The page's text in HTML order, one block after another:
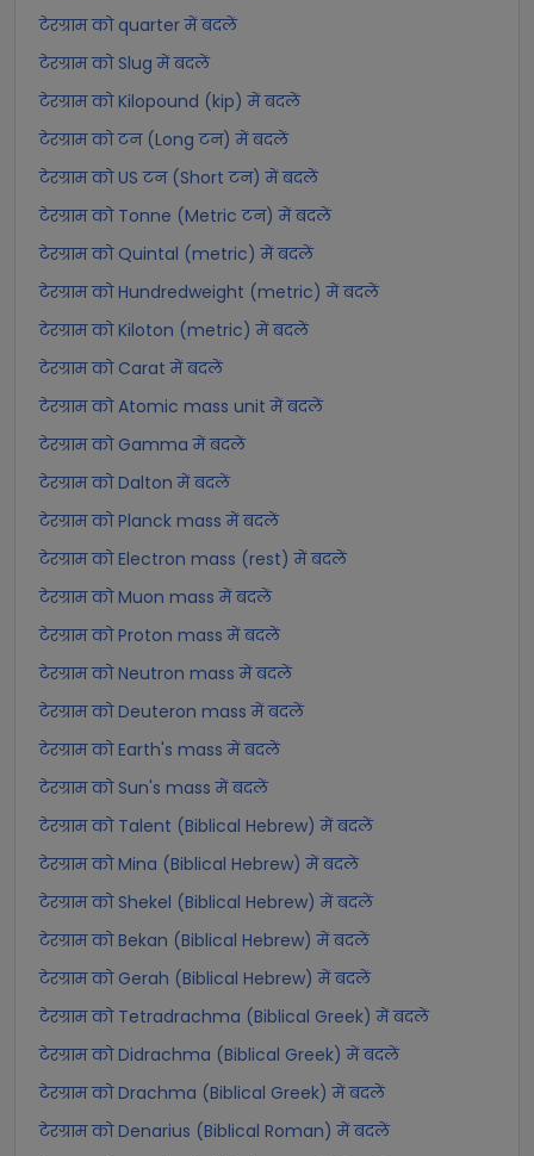
टेरग्राम को quarter में बदलें
टेरग्राम को Slug में बदलें
टेरग्राम को Kilopound (kip) में बदलें
टेरग्राम को टन (Long टन) में बदलें
टेरग्राम को US टन (Short टन) में बदलें
टेरग्राम को Tonne (Metric टन) में बदलें
टेरग्राम को Quintal (metric) में बदलें
टेरग्राम को Hundredweight (metric) में बदलें
टेरग्राम को Kiloton (metric) में बदलें
टेरग्राम को Carat में बदलें
टेरग्राम को Atomic mass unit में बदलें
टेरग्राम को Gamma में बदलें
टेरग्राम को Dalton में बदलें
टेरग्राम को Planck mass में बदलें
टेरग्राम को Electron mass (rest) में बदलें
टेरग्राम को Muon mass में बदलें
टेरग्राम को Proton mass में बदलें
टेरग्राम को Neutron mass में बदलें
टेरग्राम को Deuteron mass में बदलें
टेरग्राम को Earth's mass में बदलें
टेरग्राम को Sun's mass में बदलें
टेरग्राम को Talent (Biblical Hebrew) में बदलें
टेरग्राम को Mina (Biblical Hebrew) में बदलें
टेरग्राम को Shekel (Biblical Hebrew) में बदलें
टेरग्राम को Bekan (Biblical Hebrew) में बदलें
टेरग्राम को Gerah (Biblical Hebrew) में बदलें
टेरग्राम को Tetradrachma (Biblical Greek) में बदलें
टेरग्राम को Didrachma (Biblical Greek) में बदलें
टेरग्राम को Drachma (Biblical Greek) में बदलें
टेरग्राम को Denarius (Biblical Roman) में बदलें